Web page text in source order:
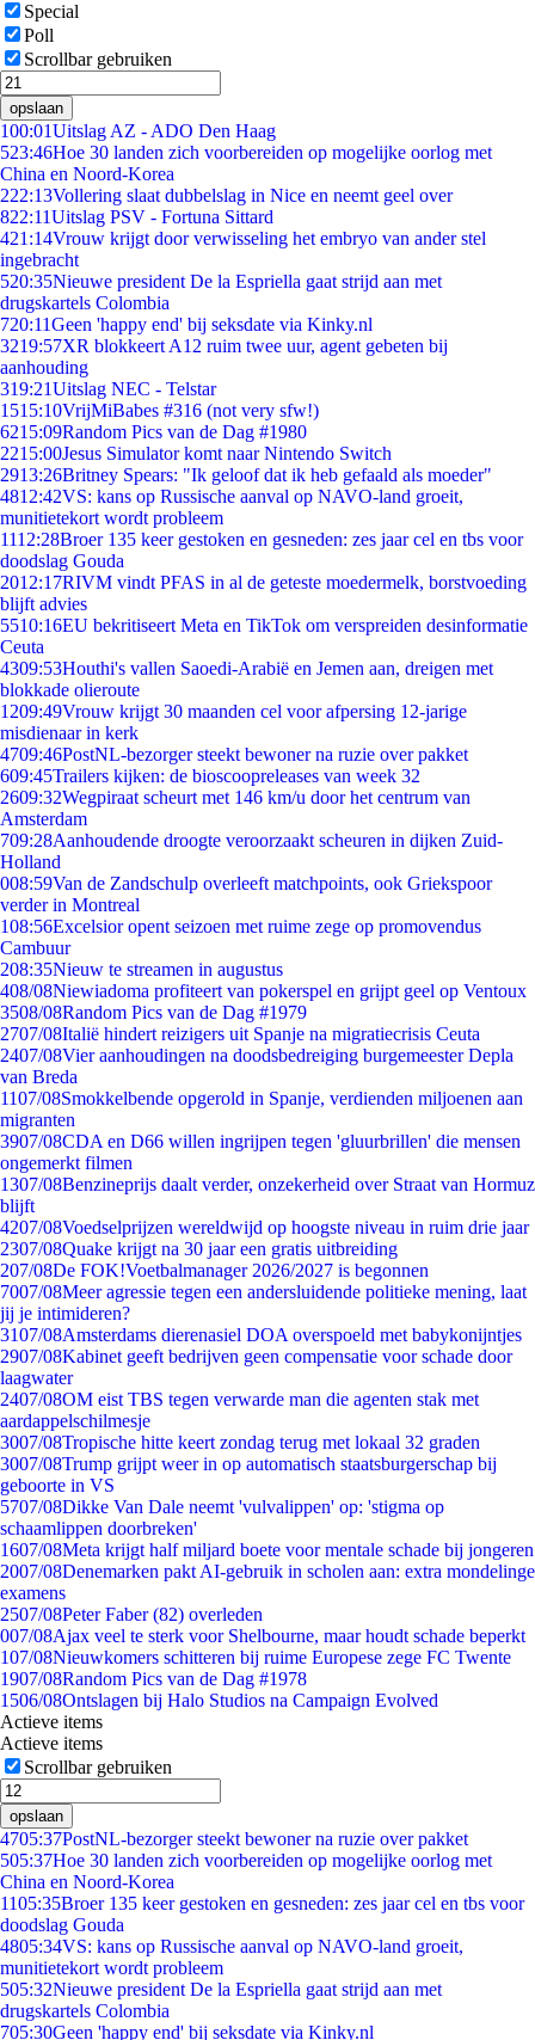
Special
Poll
Scrollbar gebruiken
opslaan
100:01Uitslag AZ - ADO Den Haag
523:46Hoe 30 landen zich voorbereiden op mogelijke oorlog met
China en Noord-Korea
222:13Vollering slaat dubbelslag in Nice en neemt geel over
822:11Uitslag PSV - Fortuna Sittard
421:14Vrouw krijgt door verwisseling het embryo van ander stel
ingebracht
520:35Nieuwe president De la Espriella gaat strijd aan met
drugskartels Colombia
720:11Geen 'happy end' bij seksdate via Kinky.nl
3219:57XR blokkeert A12 ruim twee uur, agent gebeten bij
aanhouding
319:21Uitslag NEC - Telstar
1515:10VrijMiBabes #316 (not very sfw!)
6215:09Random Pics van de Dag #1980
2215:00Jesus Simulator komt naar Nintendo Switch
2913:26Britney Spears: "Ik geloof dat ik heb gefaald als moeder"
4812:42VS: kans op Russische aanval op NAVO-land groeit,
munitietekort wordt probleem
1112:28Broer 135 keer gestoken en gesneden: zes jaar cel en tbs voor
doodslag Gouda
2012:17RIVM vindt PFAS in al de geteste moedermelk, borstvoeding
blijft advies
5510:16EU bekritiseert Meta en TikTok om verspreiden desinformatie
Ceuta
4309:53Houthi's vallen Saoedi-Arabië en Jemen aan, dreigen met
blokkade olieroute
1209:49Vrouw krijgt 30 maanden cel voor afpersing 12-jarige
misdienaar in kerk
4709:46PostNL-bezorger steekt bewoner na ruzie over pakket
609:45Trailers kijken: de bioscoopreleases van week 32
2609:32Wegpiraat scheurt met 146 km/u door het centrum van
Amsterdam
709:28Aanhoudende droogte veroorzaakt scheuren in dijken Zuid-
Holland
008:59Van de Zandschulp overleeft matchpoints, ook Griekspoor
verder in Montreal
108:56Excelsior opent seizoen met ruime zege op promovendus
Cambuur
208:35Nieuw te streamen in augustus
408/08Niewiadoma profiteert van pokerspel en grijpt geel op Ventoux
3508/08Random Pics van de Dag #1979
2707/08Italië hindert reizigers uit Spanje na migratiecrisis Ceuta
2407/08Vier aanhoudingen na doodsbedreiging burgemeester Depla
van Breda
1107/08Smokkelbende opgerold in Spanje, verdienden miljoenen aan
migranten
3907/08CDA en D66 willen ingrijpen tegen 'gluurbrillen' die mensen
ongemerkt filmen
1307/08Benzineprijs daalt verder, onzekerheid over Straat van Hormuz
blijft
4207/08Voedselprijzen wereldwijd op hoogste niveau in ruim drie jaar
2307/08Quake krijgt na 30 jaar een gratis uitbreiding
207/08De FOK!Voetbalmanager 2026/2027 is begonnen
7007/08Meer agressie tegen een andersluidende politieke mening, laat
jij je intimideren?
3107/08Amsterdams dierenasiel DOA overspoeld met babykonijntjes
2907/08Kabinet geeft bedrijven geen compensatie voor schade door
laagwater
2407/08OM eist TBS tegen verwarde man die agenten stak met
aardappelschilmesje
3007/08Tropische hitte keert zondag terug met lokaal 32 graden
3007/08Trump grijpt weer in op automatisch staatsburgerschap bij
geboorte in VS
5707/08Dikke Van Dale neemt 'vulvalippen' op: 'stigma op
schaamlippen doorbreken'
1607/08Meta krijgt half miljard boete voor mentale schade bij jongeren
2007/08Denemarken pakt AI-gebruik in scholen aan: extra mondelinge
examens
2507/08Peter Faber (82) overleden
007/08Ajax veel te sterk voor Shelbourne, maar houdt schade beperkt
107/08Nieuwkomers schitteren bij ruime Europese zege FC Twente
1907/08Random Pics van de Dag #1978
1506/08Ontslagen bij Halo Studios na Campaign Evolved
Actieve items
Actieve items
Scrollbar gebruiken
opslaan
4705:37PostNL-bezorger steekt bewoner na ruzie over pakket
505:37Hoe 30 landen zich voorbereiden op mogelijke oorlog met
China en Noord-Korea
1105:35Broer 135 keer gestoken en gesneden: zes jaar cel en tbs voor
doodslag Gouda
4805:34VS: kans op Russische aanval op NAVO-land groeit,
munitietekort wordt probleem
505:32Nieuwe president De la Espriella gaat strijd aan met
drugskartels Colombia
705:30Geen 'happy end' bij seksdate via Kinky.nl